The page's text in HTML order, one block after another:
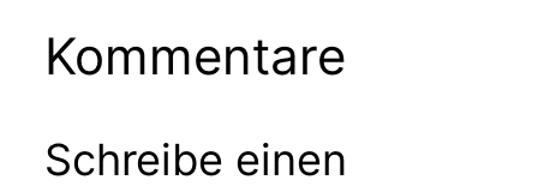
Kommentare
Schreibe einen